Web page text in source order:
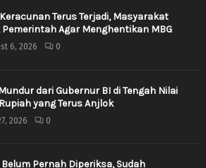
Terus Terjadi, Masyarakat
Pemerintah Agar Menghentikan MBG
6, 2026 0
dari Gubernur BI di Tengah Nilai
yang Terus Anjlok
2026 0
Belum Pernah Diperiksa, Sudah